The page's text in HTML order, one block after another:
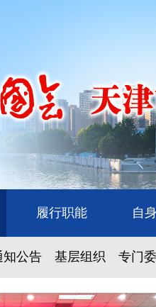
履行职能 自
知公告 基层组织 专门